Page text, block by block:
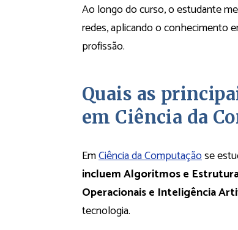
Ao longo do curso, o estudante
redes, aplicando o conhecimento
profissão.
Quais as
em Ciência da
EmCiência da Computaçãose
incluem Algoritmos e
Operacionais e Inteligência
tecnologia.